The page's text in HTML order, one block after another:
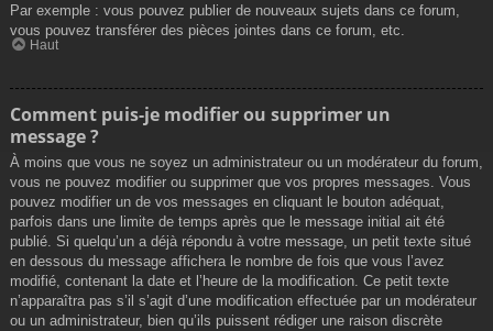
Par exemple : vous pouvez publier de nouveaux sujets dans ce forum,
vous pouvez transférer des pièces jointes dans ce forum, etc.
Haut
Comment puis-je modifier ou supprimer un
message ?
À moins que vous ne soyez un administrateur ou un modérateur du forum,
vous ne pouvez modifier ou supprimer que vos propres messages. Vous
pouvez modifier un de vos messages en cliquant le bouton adéquat,
parfois dans une limite de temps après que le message initial ait été
publié. Si quelqu’un a déjà répondu à votre message, un petit texte situé
en dessous du message affichera le nombre de fois que vous l’avez
modifié, contenant la date et l’heure de la modification. Ce petit texte
n’apparaîtra pas s’il s’agit d’une modification effectuée par un modérateur
ou un administrateur, bien qu’ils puissent rédiger une raison discrète